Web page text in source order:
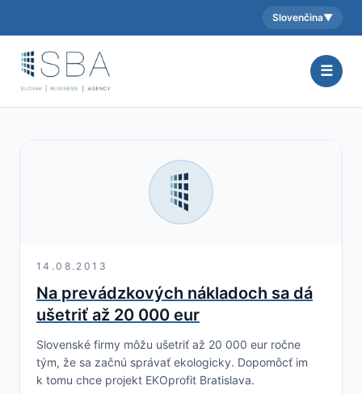
Aktuálny jazyk:
Slovenčina▼
☰
14.08.2013
Na prevádzkových nákladoch sa dá
ušetriť až 20 000 eur
Slovenské firmy môžu ušetriť až 20 000 eur ročne
tým, že sa začnú správať ekologicky. Dopomôcť im
k tomu chce projekt EKOprofit Bratislava.